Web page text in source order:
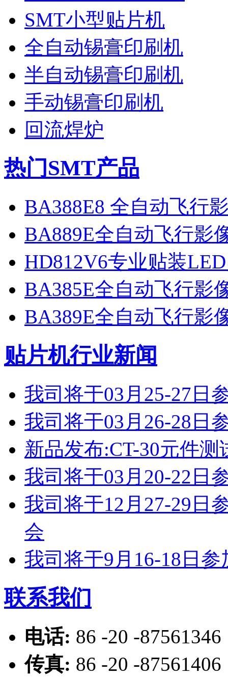
SMT小型贴片机
全自动锡膏印刷机
半自动锡膏印刷机
手动锡膏印刷机
回流焊炉
热门SMT产品
BA388E8 全自动飞行
BA889E全自动飞行影
HD812V6专业贴装
BA385E全自动飞行影
BA389E全自动飞行影
贴片机行业新闻
我司将于03月25-27日
我司将于03月26-28日
新品发布:CT-30元件测
我司将于03月20-22日
我司将于12月27-29日
会
我司将于9月16-18日
联系我们
电话: 86 -20 -87561346
传真: 86 -20 -87561406